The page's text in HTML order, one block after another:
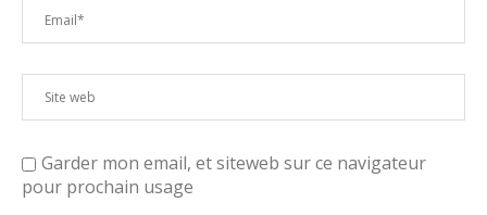
Garder mon email, et siteweb sur ce navigateur
pour prochain usage